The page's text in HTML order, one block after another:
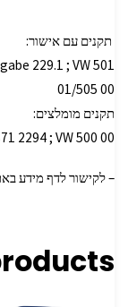
תקנים עם אישור:
229.1 ; VW 501
01/505 00
תקנים מומלצים:
2294 ; VW 500 00
– לקישור לדף מידע